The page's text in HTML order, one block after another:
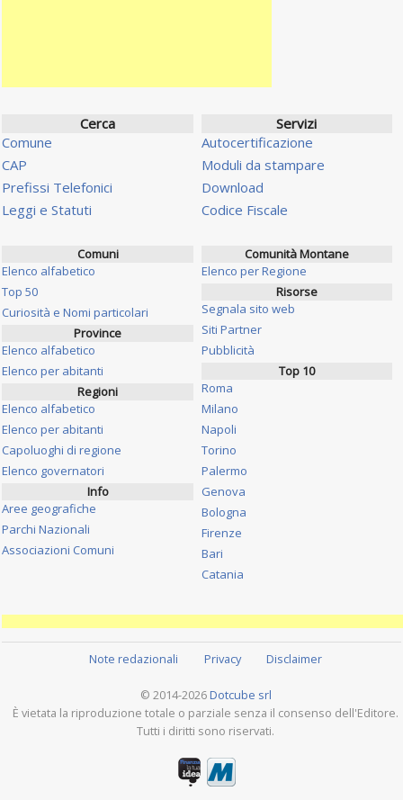
Cerca
Comune
CAP
Prefissi Telefonici
Leggi e Statuti
Servizi
Autocertificazione
Moduli da stampare
Download
Codice Fiscale
Comuni
Elenco alfabetico
Top 50
Curiosità e Nomi particolari
Province
Elenco alfabetico
Elenco per abitanti
Regioni
Elenco alfabetico
Elenco per abitanti
Capoluoghi di regione
Elenco governatori
Info
Aree geografiche
Parchi Nazionali
Associazioni Comuni
Comunità Montane
Elenco per Regione
Risorse
Segnala sito web
Siti Partner
Pubblicità
Top 10
Roma
Milano
Napoli
Torino
Palermo
Genova
Bologna
Firenze
Bari
Catania
Note redazionali Privacy Disclaimer
© 2014-2026 Dotcube srl
È vietata la riproduzione totale o parziale senza il consenso dell'Editore.
Tutti i diritti sono riservati.